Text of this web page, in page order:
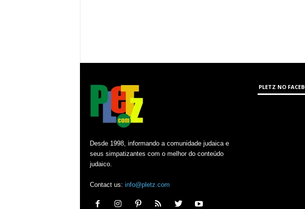
Desde 1998, informando a comunidade judaica e
seus simpatizantes com o melhor do conteúdo
judaico.
Contact us: info@pletz.com
PLETZ NO